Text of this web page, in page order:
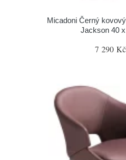
Micadoni Černý
Jackson 40
7 290 Kč